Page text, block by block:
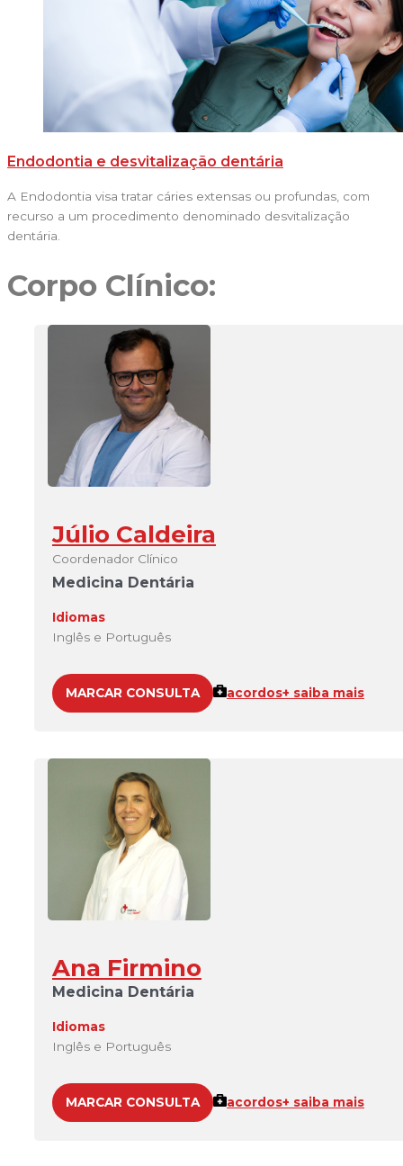
Endodontia e desvitalização dentária
A Endodontia visa tratar cáries extensas ou profundas, com
recurso a um procedimento denominado desvitalização
dentária.
Corpo Clínico:
Júlio Caldeira
Coordenador Clínico
Medicina Dentária
Idiomas
Inglês e Português
MARCAR CONSULTA acordos+ saiba mais
Ana Firmino
Medicina Dentária
Idiomas
Inglês e Português
MARCAR CONSULTA acordos+ saiba mais